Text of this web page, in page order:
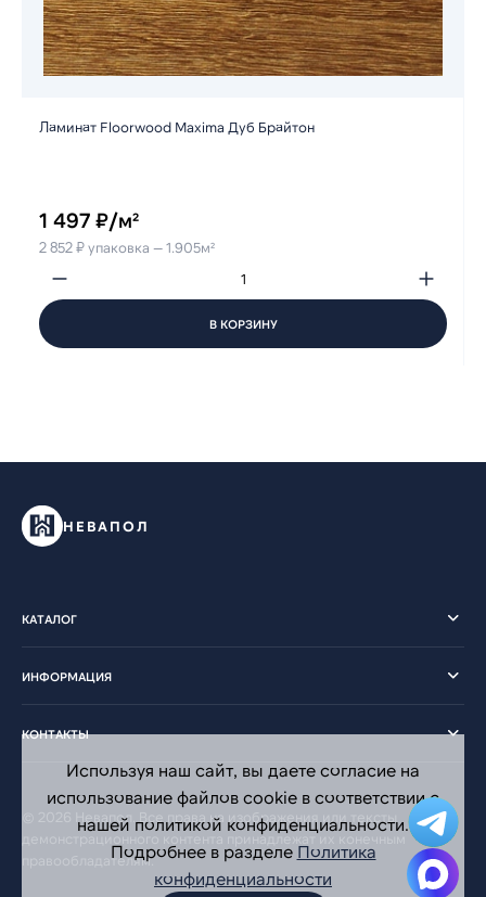
Ламинат Floorwood Maxima Дуб Брайтон
1 497 ₽/м²
2 852 ₽ упаковка — 1.905м²
В КОРЗИНУ
НЕВАПОЛ
КАТАЛОГ
ИНФОРМАЦИЯ
КОНТАКТЫ
© 2026 Невапол. Все права на изображения или тексты
демонстрационного контента принадлежат их конечным
правообладателям.
Используя наш сайт, вы даете согласие на
использование файлов cookie в соответствии с
нашей политикой конфиденциальности.
Подробнее в разделе Политика
конфиденциальности